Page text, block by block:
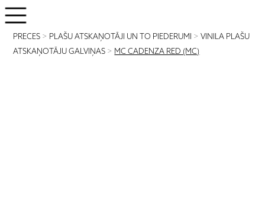
PRECES > PLAŠU ATSKAŅOTĀJI UN TO PIEDERUMI >VINILA PLAŠU
ATSKAŅOTĀJU GALVIŅAS > MC CADENZA RED (MC)